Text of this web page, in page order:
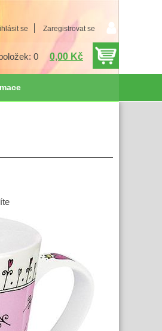
se Zaregistrovat se
0 0,00 Kč